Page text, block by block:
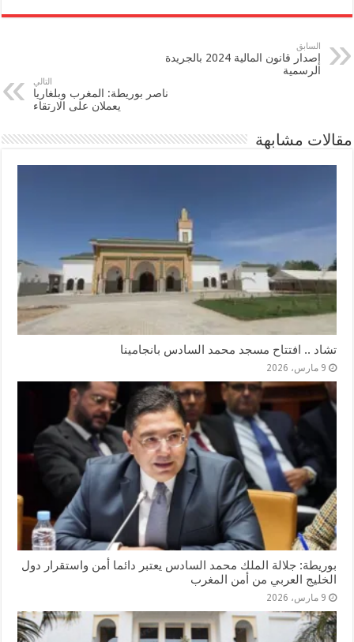
السابق
إصدار قانون المالية 2024 بالجريدة
الرسمية
التالي
ناصر بوريطة: المغرب وبلغاريا
يعملان على الارتقاء
مقالات مشابهة
تشاد .. افتتاح مسجد محمد السادس بانجامينا
9 مارس، 2026
بوريطة: جلالة الملك محمد السادس يعتبر دائما أمن واستقرار دول
الخليج العربي من أمن المغرب
9 مارس، 2026